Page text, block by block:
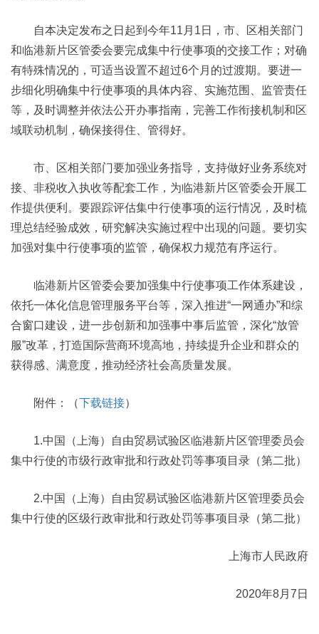
自本决定发布之日起到今年11月1日，市、区相关部门
和临港新片区管委会要完成集中行使事项的交接工作；对确
有特殊情况的，可适当设置不超过6个月的过渡期。要进一
步细化明确集中行使事项的具体内容、实施范围、监管责任
等，及时调整并依法公开办事指南，完善工作衔接机制和区
域联动机制，确保接得住、管得好。
市、区相关部门要加强业务指导，支持做好业务系统对
接、非税收入执收等配套工作，为临港新片区管委会开展工
作提供便利。要跟踪评估集中行使事项的运行情况，及时梳
理总结经验成效，研究解决实施过程中出现的问题。要切实
加强对集中行使事项的监管，确保权力规范有序运行。
临港新片区管委会要加强集中行使事项工作体系建设，
依托一体化信息管理服务平台等，深入推进“一网通办”和综
合窗口建设，进一步创新和加强事中事后监管，深化“放管
服”改革，打造国际营商环境高地，持续提升企业和群众的
获得感、满意度，推动经济社会高质量发展。
附件：（下载链接）
1.中国（上海）自由贸易试验区临港新片区管理委员会
集中行使的市级行政审批和行政处罚等事项目录（第二批）
2.中国（上海）自由贸易试验区临港新片区管理委员会
集中行使的区级行政审批和行政处罚等事项目录（第二批）
上海市人民政府
2020年8月7日